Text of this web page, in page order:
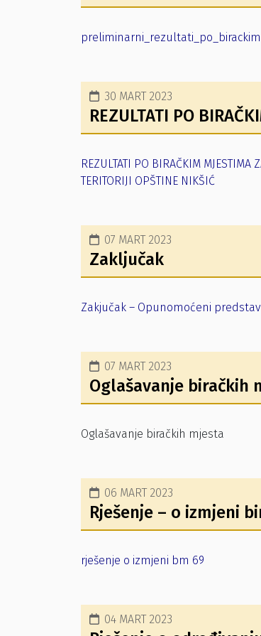
30 MART 2023
REZULTATI PO
REZULTATI PO BIRAČKIM MJESTIMA
TERITORIJI OPŠTINE NIKŠIĆ
07 MART 2023
Zaključak
Zakjučak – Opunomoćeni
07 MART 2023
Oglašavanje biračkih
Oglašavanje biračkih mjesta
06 MART 2023
Rješenje – o izmjeni
rješenje o izmjeni bm 69
04 MART 2023